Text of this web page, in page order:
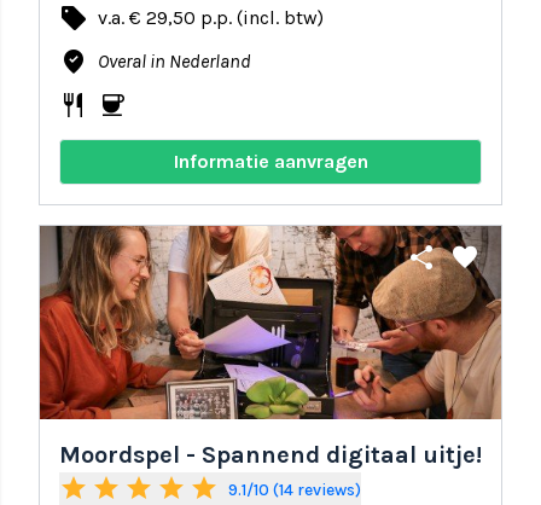
local_offer v.a. € 29,50 p.p. (incl. btw)
where_to_vote Overal in Nederland
restaurant coffee
Informatie aanvragen
share favorite
Moordspel - Spannend digitaal uitje!
star star star star star 9.1/10 (14 reviews)